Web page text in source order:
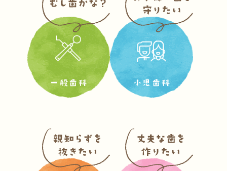
一般歯科 小児歯科